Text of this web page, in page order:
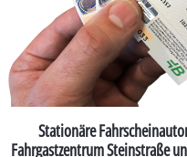
Stationäre
Fahrgastzentrum Steinstraße